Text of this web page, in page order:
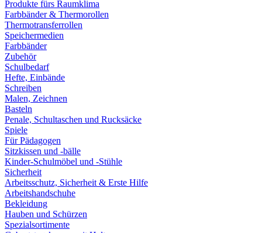
Produkte fürs Raumklima
Farbbänder & Thermorollen
Thermotransferrollen
Speichermedien
Farbbänder
Zubehör
Schulbedarf
Hefte, Einbände
Schreiben
Malen, Zeichnen
Basteln
Penale, Schultaschen und Rucksäcke
Spiele
Für Pädagogen
Sitzkissen und -bälle
Kinder-Schulmöbel und -Stühle
Sicherheit
Arbeitsschutz, Sicherheit & Erste Hilfe
Arbeitshandschuhe
Bekleidung
Hauben und Schürzen
Spezialsortimente